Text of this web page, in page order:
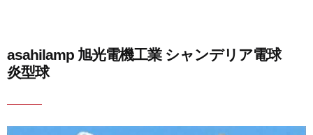
asahilamp 旭光電機工業 シャンデリア電球
炎型球